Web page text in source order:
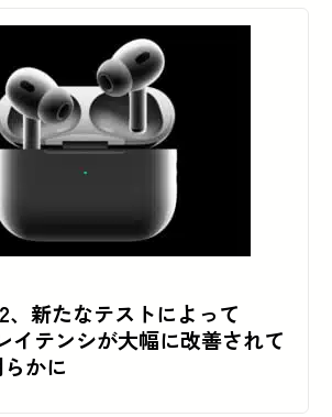
新たなテストによって
イテンシが大幅に改善されて
かに